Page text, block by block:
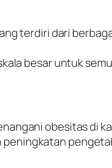
terdiri dari
besar untuk
obesitas di